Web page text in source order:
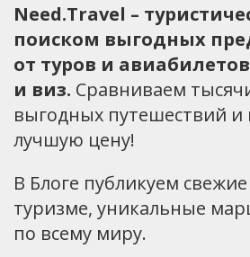
Need.Travel –
поиском выгодных
от туров и
и виз. Сравниваем
выгодных путешествий и
лучшую цену!
В Блоге публикуем
туризме, уникальные
по всему миру.